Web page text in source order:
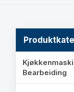
Bearbeiding